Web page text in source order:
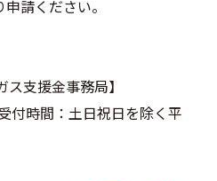
申請ください。
ス支援金事務局】
付時間：土日祝日を除く平